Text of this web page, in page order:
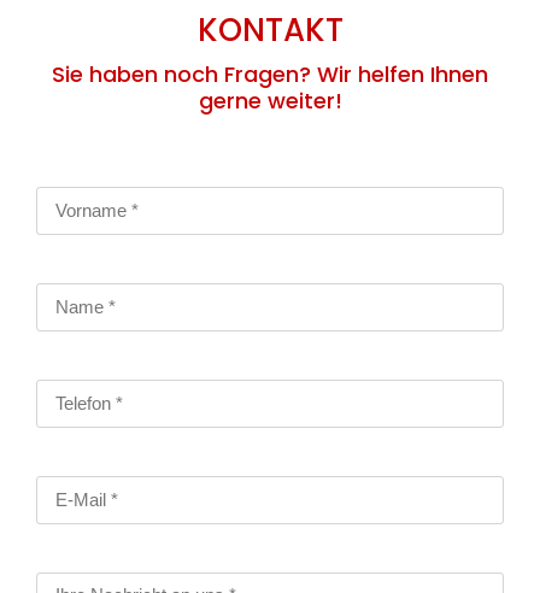
KONTAKT
Sie haben noch Fragen? Wir helfen Ihnen
gerne weiter!​